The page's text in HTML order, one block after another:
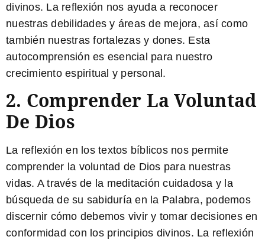
divinos. La reflexión nos ayuda a reconocer
nuestras debilidades y áreas de mejora, así como
también nuestras fortalezas y dones. Esta
autocomprensión es esencial para nuestro
crecimiento espiritual y personal.
2. Comprender La Voluntad
De Dios
La reflexión en los textos bíblicos nos permite
comprender la voluntad de Dios para nuestras
vidas. A través de la meditación cuidadosa y la
búsqueda de su sabiduría en la Palabra, podemos
discernir cómo debemos vivir y tomar decisiones en
conformidad con los principios divinos. La reflexión